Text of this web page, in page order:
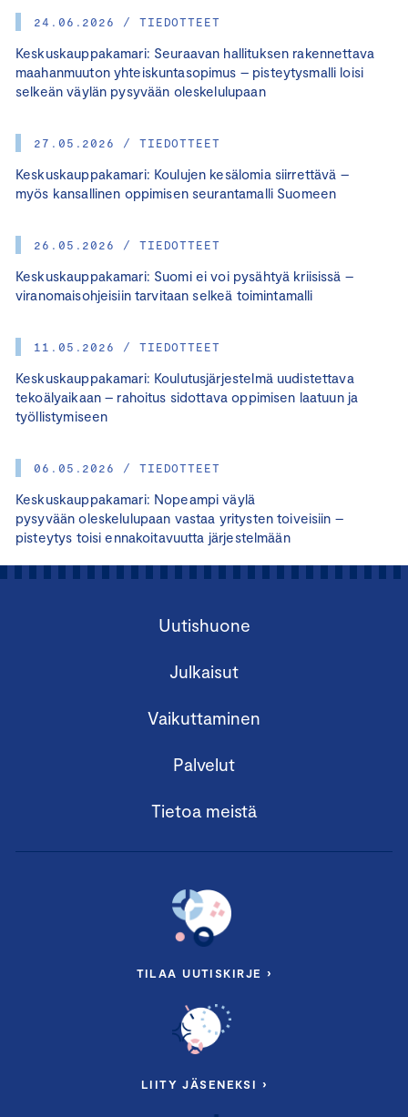
24.06.2026 / TIEDOTTEET
Keskuskauppakamari: Seuraavan hallituksen rakennettava
maahanmuuton yhteiskuntasopimus – pisteytysmalli loisi
selkeän väylän pysyvään oleskelulupaan
27.05.2026 / TIEDOTTEET
Keskuskauppakamari: Koulujen kesälomia siirrettävä –
myös kansallinen oppimisen seurantamalli Suomeen
26.05.2026 / TIEDOTTEET
Keskuskauppakamari: Suomi ei voi pysähtyä kriisissä –
viranomaisohjeisiin tarvitaan selkeä toimintamalli
11.05.2026 / TIEDOTTEET
Keskuskauppakamari: Koulutusjärjestelmä uudistettava
tekoälyaikaan – rahoitus sidottava oppimisen laatuun ja
työllistymiseen
06.05.2026 / TIEDOTTEET
Keskuskauppakamari: Nopeampi väylä
pysyvään oleskelulupaan vastaa yritysten toiveisiin –
pisteytys toisi ennakoitavuutta järjestelmään
Uutishuone
Julkaisut
Vaikuttaminen
Palvelut
Tietoa meistä
TILAA UUTISKIRJE ›
LIITY JÄSENEKSI ›